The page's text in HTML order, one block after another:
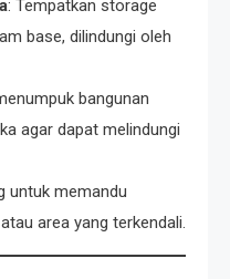
: Tempatkan storage
base, dilindungi oleh
bangunan
agar dapat melindungi
untuk memandu
area yang terkendali.